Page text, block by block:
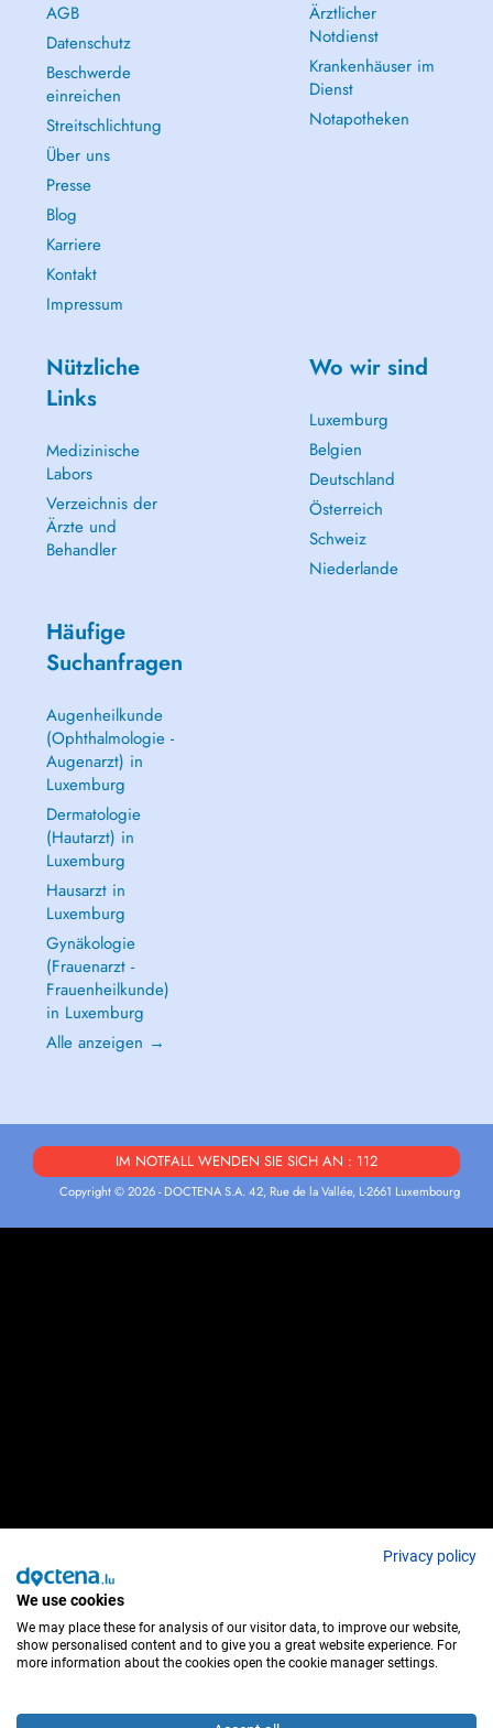
AGB
Datenschutz
Beschwerde
einreichen
Streitschlichtung
Über uns
Presse
Blog
Karriere
Kontakt
Impressum
Ärztlicher
Notdienst
Krankenhäuser im
Dienst
Notapotheken
Nützliche
Links
Medizinische
Labors
Verzeichnis der
Ärzte und
Behandler
Wo wir sind
Luxemburg
Belgien
Deutschland
Österreich
Schweiz
Niederlande
Häufige
Suchanfragen
Augenheilkunde
(Ophthalmologie -
Augenarzt) in
Luxemburg
Dermatologie
(Hautarzt) in
Luxemburg
Hausarzt in
Luxemburg
Gynäkologie
(Frauenarzt -
Frauenheilkunde)
in Luxemburg
Alle anzeigen →
IM NOTFALL WENDEN SIE SICH AN : 112
Copyright © 2026 - DOCTENA S.A. 42, Rue de la Vallée, L-2661 Luxembourg
Privacy policy
We use cookies
We may place these for analysis of our visitor data, to improve our website,
show personalised content and to give you a great website experience. For
more information about the cookies open the cookie manager settings.